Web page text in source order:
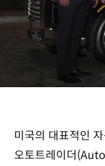
미국의 대표적인
오토트레이더